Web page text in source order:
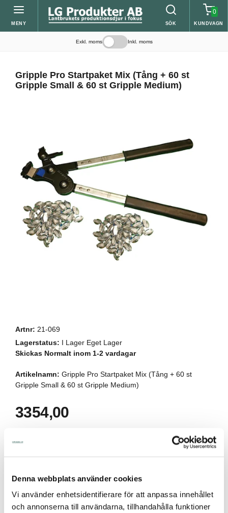
Denna webbplats använder cookies
Vi använder enhetsidentifierare för att anpassa innehållet
och annonserna till användarna, tillhandahålla funktioner
MENY SÖK
0
KUNDVAGN
Exkl. moms Inkl. moms
Gripple Pro Startpaket Mix (Tång + 60 st
Gripple Small & 60 st Gripple Medium)
Artnr: 21-069
Lagerstatus: I Lager Eget Lager
Skickas Normalt inom 1-2 vardagar
Artikelnamn: Gripple Pro Startpaket Mix (Tång + 60 st
Gripple Small & 60 st Gripple Medium)
3354,00